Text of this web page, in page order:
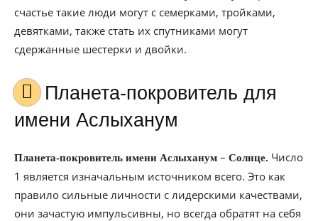
счастье такие люди могут с семерками, тройками,
девятками, также стать их спутниками могут
сдержанные шестерки и двойки.
Планета-покровитель для
имени Аслыханум
Планета-покровитель имени Аслыханум – Солнце. Число
1 является изначальным источником всего. Это как
правило сильные личности с лидерскими качествами,
они зачастую импульсивны, но всегда обратят на себя